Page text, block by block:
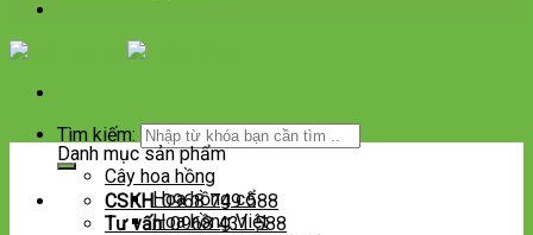
Tìm kiếm:
CSKH:0968 749 588
Tư vấn:0968 431 588
Danh mục sản phẩm
Cây hoa hồng
Hoa hồng cổ
Hoa hồng Việt